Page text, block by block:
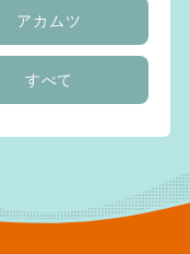
アカムツ
すべて